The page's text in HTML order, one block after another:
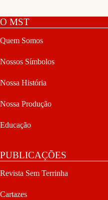
O MST
Quem Somos
Nossos Símbolos
Nossa História
Nossa Produção
Educação
PUBLICAÇÕES
Revista Sem Terrinha
Cartazes